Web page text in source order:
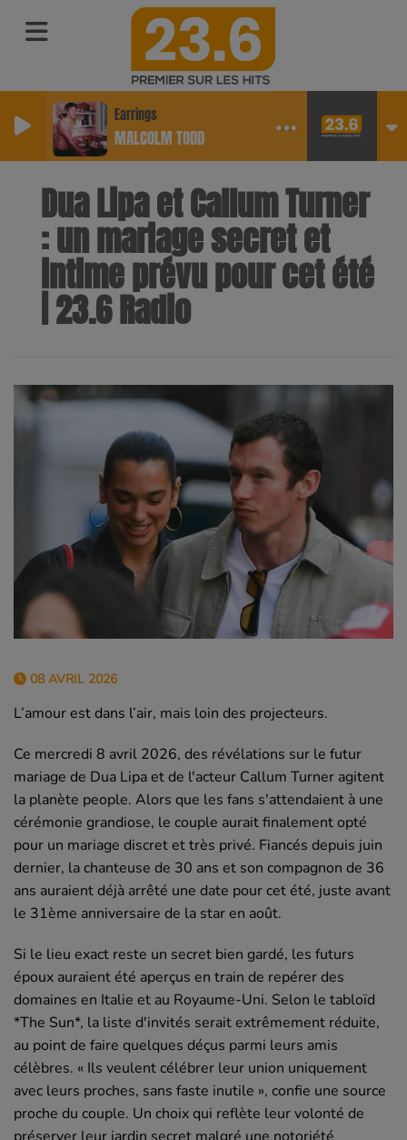
Earrings
MALCOLM TODD
Dua Lipa et Callum Turner
: un mariage secret et
intime prévu pour cet été
| 23.6 Radio
08 AVRIL 2026
L’amour est dans l’air, mais loin des projecteurs.
Ce mercredi 8 avril 2026, des révélations sur le futur
mariage de Dua Lipa et de l'acteur Callum Turner agitent
la planète people. Alors que les fans s'attendaient à une
cérémonie grandiose, le couple aurait finalement opté
pour un mariage discret et très privé. Fiancés depuis juin
dernier, la chanteuse de 30 ans et son compagnon de 36
ans auraient déjà arrêté une date pour cet été, juste avant
le 31ème anniversaire de la star en août.
Si le lieu exact reste un secret bien gardé, les futurs
époux auraient été aperçus en train de repérer des
domaines en Italie et au Royaume-Uni. Selon le tabloïd
*The Sun*, la liste d'invités serait extrêmement réduite,
au point de faire quelques déçus parmi leurs amis
célèbres. « Ils veulent célébrer leur union uniquement
avec leurs proches, sans faste inutile », confie une source
proche du couple. Un choix qui reflète leur volonté de
préserver leur jardin secret malgré une notoriété